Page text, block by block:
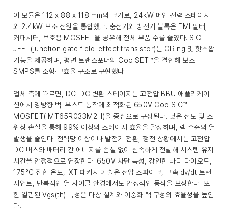
이 모듈은 112 x 88 x 118 mm의 크기로, 24kW 메인 전력 스테이지
와 2.4kW 보조 전원을 통합했다. 충전기와 방전기 블록은 EMI 필터,
커패시터, 보호용 MOSFET을 공유해 전체 부품 수를 줄였다. SiC
JFET(junction gate field-effect transistor)는 ORing 및 핫스왑
기능을 제공하며, 평면 트랜스포머와 CoolSET™을 결합해 보조
SMPS를 소형·고효율 구조로 구현했다.
업체 측에 따르면, DC-DC 변환 스테이지는 고전압 BBU 애플리케이
션에서 양방향 벅-부스트 동작에 최적화된 650V CoolSiC™
MOSFET(IMT65R033M2H)을 중심으로 구성된다. 낮은 전도 및 스
위칭 손실을 통해 99% 이상의 스테이지 효율을 달성하며, 랙 수준의 열
발생을 줄인다. 전력망 이상이나 발전기 전환, 정전 상황에서는 고전압
DC 버스와 배터리 간 에너지를 손실 없이 신속하게 전달해 시스템 유지
시간을 안정적으로 연장한다. 650V 차단 특성, 강인한 바디 다이오드,
175°C 접합 온도, .XT 패키지 기술은 전압 스파이크, 고속 dv/dt 트랜
지언트, 반복적인 열 사이클 환경에서도 안정적인 동작을 보장한다. 또
한 일관된 Vgs(th) 특성은 다상 설계와 이중화 랙 구성의 효율성을 높인
다.